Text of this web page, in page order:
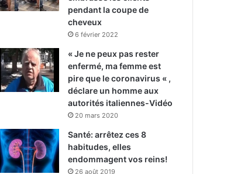
pendant la coupe de
cheveux
6 février 2022
« Je ne peux pas rester
enfermé, ma femme est
pire que le coronavirus « ,
déclare un homme aux
autorités italiennes-Vidéo
20 mars 2020
Santé: arrêtez ces 8
habitudes, elles
endommagent vos reins!
26 août 2019